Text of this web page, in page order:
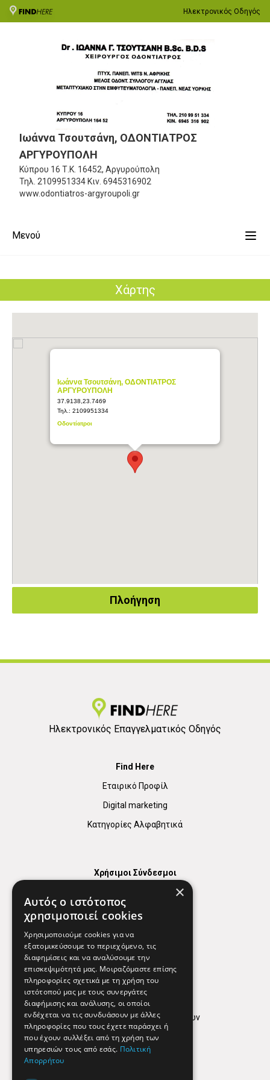
Ηλεκτρονικός Οδηγός
Ιωάννα Τσουτσάνη, ΟΔΟΝΤΙΑΤΡΟΣ
ΑΡΓΥΡΟΥΠΟΛΗ
Κύπρου 16 Τ.Κ. 16452, Αργυρούπολη
Τηλ. 2109951334 Κιν. 6945316902
www.odontiatros-argyroupoli.gr
Μενού
Χάρτης
Ιωάννα Τσουτσάνη, ΟΔΟΝΤΙΑΤΡΟΣ
ΑΡΓΥΡΟΥΠΟΛΗ
37.9138,23.7469
Τηλ.: 2109951334
Οδοντίατροι
Πλοήγηση
Ηλεκτρονικός Επαγγελματικός Οδηγός
Find Here
Εταιρικό Προφίλ
Digital marketing
Κατηγορίες Αλφαβητικά
Χρήσιμοι Σύνδεσμοι
Χρήσιμα Τηλέφωνα
Εφημερεύοντα Φαρμακεία
Απόρρητο
Όροι Χρήσης
Πολιτική προστασίας δεδομένων
Findhere
×
Αυτός ο ιστότοπος
χρησιμοποιεί cookies
Χρησιμοποιούμε cookies για να
εξατομικεύσουμε το περιεχόμενο, τις
διαφημίσεις και να αναλύσουμε την
επισκεψιμότητά μας. Μοιραζόμαστε επίσης
πληροφορίες σχετικά με τη χρήση του
ιστότοπού μας με τους συνεργάτες
διαφήμισης και ανάλυσης, οι οποίοι
ενδέχεται να τις συνδυάσουν με άλλες
πληροφορίες που τους έχετε παράσχει ή
που έχουν συλλέξει από τη χρήση των
υπηρεσιών τους από εσάς. Πολιτική
Απορρήτου